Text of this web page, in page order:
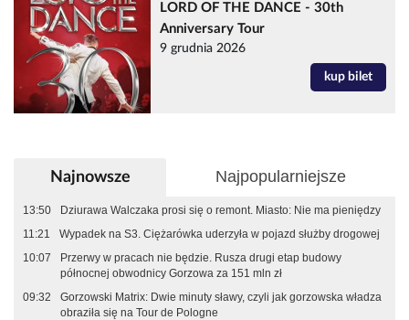
LORD OF THE DANCE - 30th
Anniversary Tour
9 grudnia 2026
kup bilet
Najnowsze Najpopularniejsze
13:50
Dziurawa Walczaka prosi się o remont. Miasto: Nie ma pieniędzy
11:21
Wypadek na S3. Ciężarówka uderzyła w pojazd służby drogowej
10:07
Przerwy w pracach nie będzie. Rusza drugi etap budowy
północnej obwodnicy Gorzowa za 151 mln zł
09:32
Gorzowski Matrix: Dwie minuty sławy, czyli jak gorzowska władza
obraziła się na Tour de Pologne